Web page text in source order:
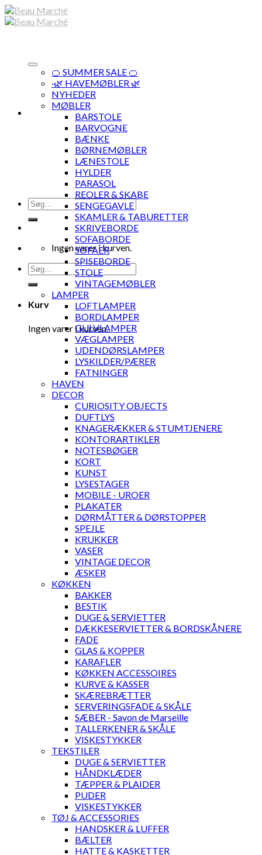
Skip
to
Søg
efter:
Ingen varer i kurven.
Søg
efter:
Kurv
Ingen varer i kurven.
🍊 SUMMER SALE 🍊
·🌿 HAVEMØBLER 🌿
NYHEDER
MØBLER
BARSTOLE
BARVOGNE
BÆNKE
BØRNEMØBLER
LÆNESTOLE
HYLDER
PARASOL
REOLER & SKABE
SENGEGAVLE
SKAMLER & TABURETTER
SKRIVEBORDE
SOFABORDE
SOFAER
SPISEBORDE
STOLE
VINTAGEMØBLER
LAMPER
LOFTLAMPER
BORDLAMPER
GULVLAMPER
VÆGLAMPER
UDENDØRSLAMPER
LYSKILDER/PÆRER
FATNINGER
HAVEN
DECOR
CURIOSITY OBJECTS
DUFTLYS
KNAGERÆKKER & STUMTJENERE
KONTORARTIKLER
NOTESBØGER
KORT
KUNST
LYSESTAGER
MOBILE - UROER
PLAKATER
DØRMÅTTER & DØRSTOPPER
SPEJLE
KRUKKER
VASER
VINTAGE DECOR
ÆSKER
KØKKEN
BAKKER
BESTIK
DUGE & SERVIETTER
DÆKKESERVIETTER & BORDSKÅNERE
FADE
GLAS & KOPPER
KARAFLER
KØKKEN ACCESSOIRES
KURVE & KASSER
SKÆREBRÆTTER
SERVERINGSFADE & SKÅLE
SÆBER - Savon de Marseille
TALLERKENER & SKÅLE
VISKESTYKKER
TEKSTILER
DUGE & SERVIETTER
HÅNDKLÆDER
TÆPPER & PLAIDER
PUDER
VISKESTYKKER
TØJ & ACCESSORIES
HANDSKER & LUFFER
BÆLTER
HATTE & KASKETTER